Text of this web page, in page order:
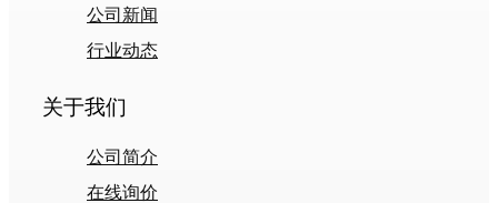
公司新闻
行业动态
关于我们
公司简介
在线询价